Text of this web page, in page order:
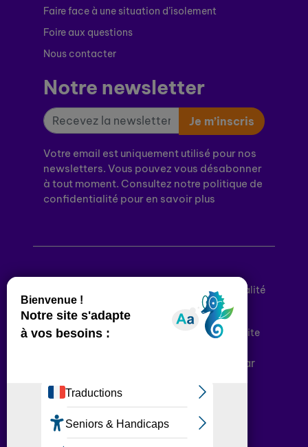
Faire face à une situation d’isolement
Foire aux questions
Nous contacter
Notre newsletter
Je m’inscris
Votre email est uniquement utilisé pour nos
newsletters. Vous pouvez vous désabonner
à tout moment. Consultez notre politique de
confidentialité pour en savoir plus
Politique de confidentialité
Conditions générales d’utilisation
Déclaration d’accessibilité
Plan du site
Plateforme développée en France par